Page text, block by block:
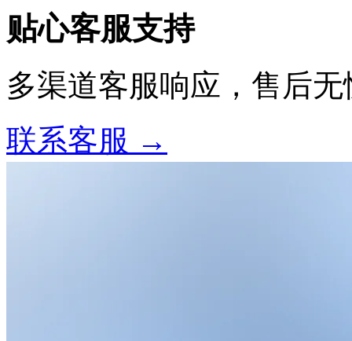
贴心客服支持
多渠道客服响应，售后
联系客服 →